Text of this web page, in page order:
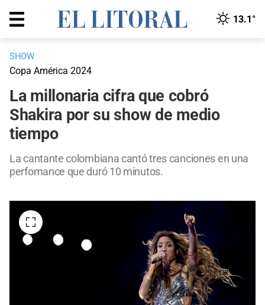
13.1°
SHOW
Copa América 2024
La millonaria cifra que cobró
Shakira por su show de medio
tiempo
La cantante colombiana cantó tres canciones en una
perfomance que duró 10 minutos.